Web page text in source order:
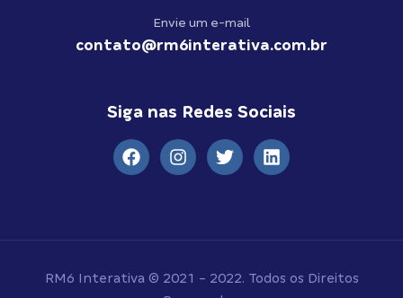
Envie um e-mail
contato@rm6interativa.com.br
Siga nas Redes Sociais
RM6 Interativa © 2021 - 2022. Todos os Direitos